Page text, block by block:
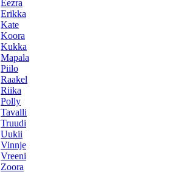
Eezra
Erikka
Kate
Koora
Kukka
Mapala
Piilo
Raakel
Riika
Polly
Tavalli
Truudi
Uukii
Vinnje
Vreeni
Zoora